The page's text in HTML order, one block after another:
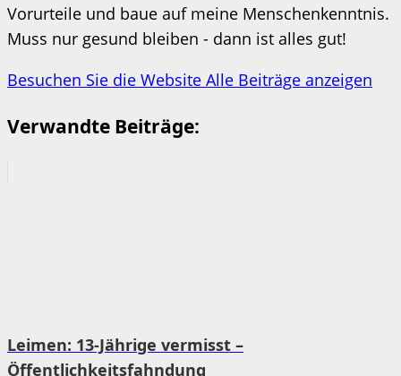
Vorurteile und baue auf meine Menschenkenntnis.
Muss nur gesund bleiben - dann ist alles gut!
Besuchen Sie die Website Alle Beiträge anzeigen
Verwandte Beiträge:
Leimen: 13-Jährige vermisst –
Öffentlichkeitsfahndung